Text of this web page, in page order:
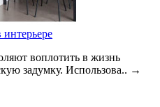
воплотить в жизнь
задумку. Использова.. →